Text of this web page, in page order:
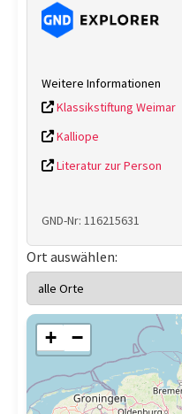
Weitere Informationen
Klassikstiftung Weimar
Kalliope
Literatur zur Person
GND-Nr: 116215631
Ort auswählen:
+ −